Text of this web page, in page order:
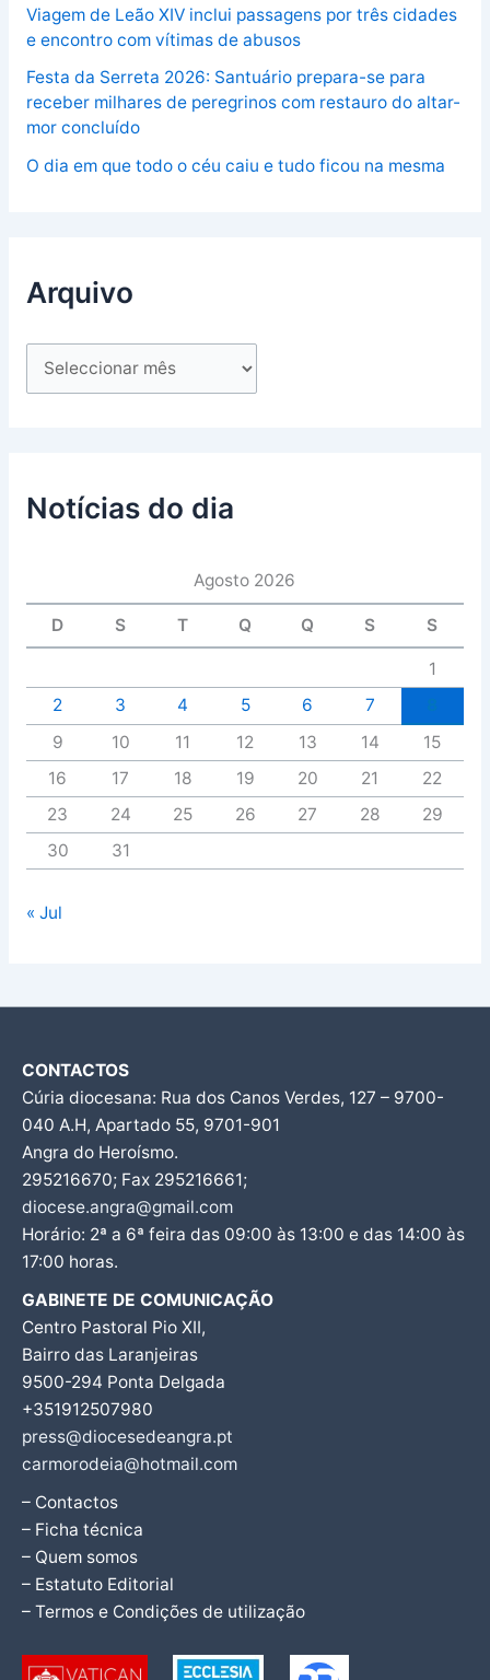
Viagem de Leão XIV inclui passagens por três cidades
e encontro com vítimas de abusos
Festa da Serreta 2026: Santuário prepara-se para
receber milhares de peregrinos com restauro do altar-
mor concluído
O dia em que todo o céu caiu e tudo ficou na mesma
Arquivo
Notícias do dia
Agosto 2026
D S T Q Q S S
1
2
3 4 5 6 7
9
10 11 12 13 14
15
16
17 18 19 20 21
22
23
24 25 26 27 28
29
30
31
« Jul
CONTACTOS
Cúria diocesana: Rua dos Canos Verdes, 127 – 9700-
040 A.H, Apartado 55, 9701-901
Angra do Heroísmo.
295216670; Fax 295216661;
diocese.angra@gmail.com
Horário: 2ª a 6ª feira das 09:00 às 13:00 e das 14:00 às
17:00 horas.
GABINETE DE COMUNICAÇÃO
Centro Pastoral Pio XII,
Bairro das Laranjeiras
9500-294 Ponta Delgada
+351912507980
press@diocesedeangra.pt
carmorodeia@hotmail.com
– Contactos
– Ficha técnica
– Quem somos
– Estatuto Editorial
– Termos e Condições de utilização